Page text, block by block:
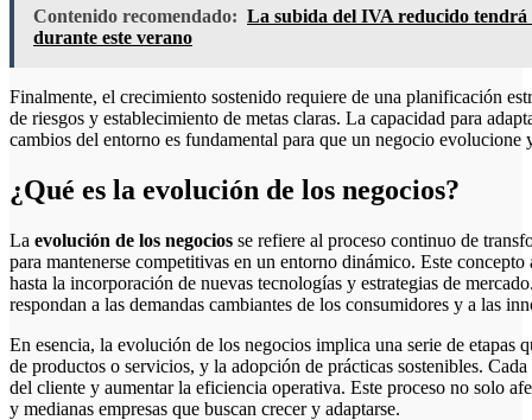
Contenido recomendado: La subida del IVA reducido tendrá
durante este verano
Finalmente, el crecimiento sostenido requiere de una planificación
de riesgos y establecimiento de metas claras. La capacidad para
cambios del entorno es fundamental para que un negocio evolucione
¿Qué es la evolución de los negocios?
La evolución de los negocios se refiere al proceso continuo de
para mantenerse competitivas en un entorno dinámico. Este
hasta la incorporación de nuevas tecnologías y estrategias de
respondan a las demandas cambiantes de los consumidores y a las
En esencia, la evolución de los negocios implica una serie de
de productos o servicios, y la adopción de prácticas sostenibles.
del cliente y aumentar la eficiencia operativa. Este proceso no solo
y medianas empresas que buscan crecer y adaptarse.